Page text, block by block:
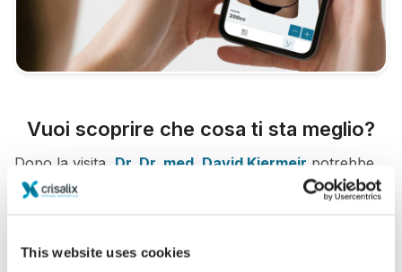
This website uses cookies
Vuoi scoprire che cosa ti sta meglio?
Dopo la visita, Dr. Dr. med. David Kiermeir potrebbe
lasciarti consultare il tuo 3D da casa, tramite il tuo
chiunque tu desideri.